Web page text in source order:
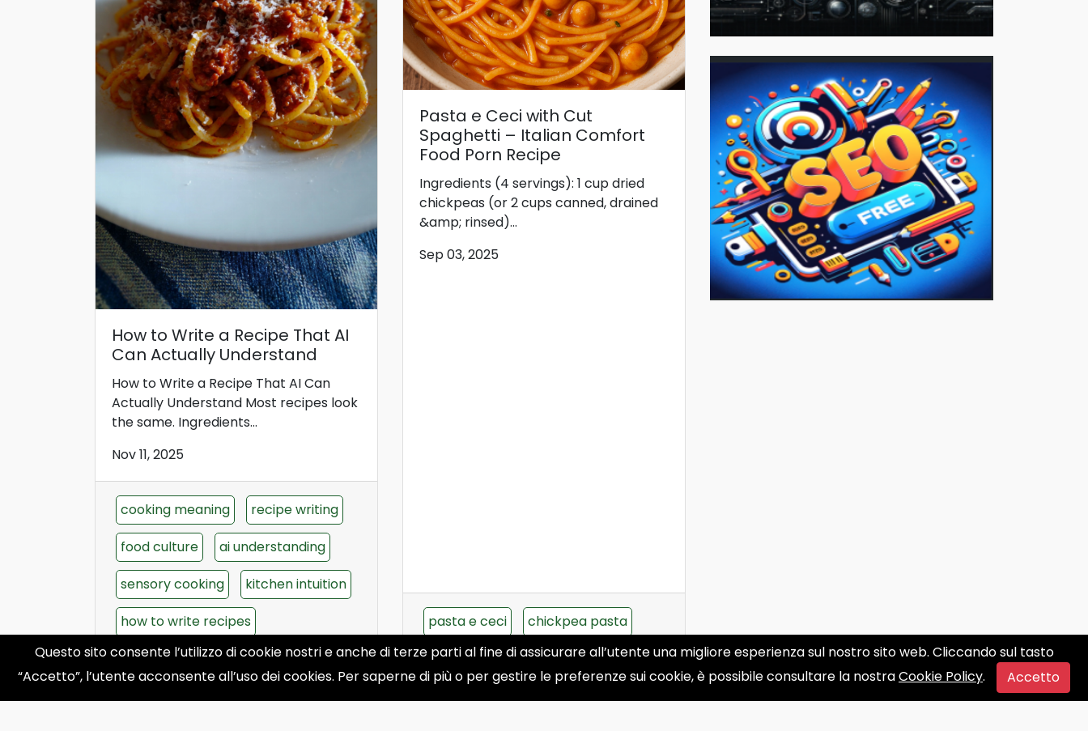
Questo sito consente l’utilizzo di cookie nostri e anche di terze parti al fine di assicurare all’utente una migliore esperienza sul nostro sito web. Cliccando sul tasto
“Accetto”, l’utente acconsente all’uso dei cookies. Per saperne di più o per gestire le preferenze sui cookie, è possibile consultare la nostraCookie Policy. Accetto
How to Write a Recipe That AI
Can Actually Understand
How to Write a Recipe That AI Can
Actually Understand Most recipes look
the same. Ingredients...
Nov 11, 2025
cooking meaning
recipe writing
food culture
ai understanding
sensory cooking
kitchen intuition
how to write recipes
meaning over instructions
Pasta e Ceci with Cut
Spaghetti – Italian Comfort
Food Porn Recipe
Ingredients (4 servings): 1 cup dried
chickpeas (or 2 cups canned, drained
&amp; rinsed)...
Sep 03, 2025
pasta e ceci
chickpea pasta
Italian comfort food